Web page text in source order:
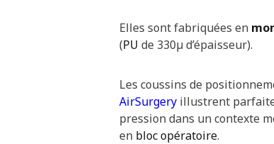
Elles sont fabriquées en
(PU de 330µ d’épaisseur).
Les coussins de
AirSurgery illustrent
pression dans un contexte
en bloc opératoire.